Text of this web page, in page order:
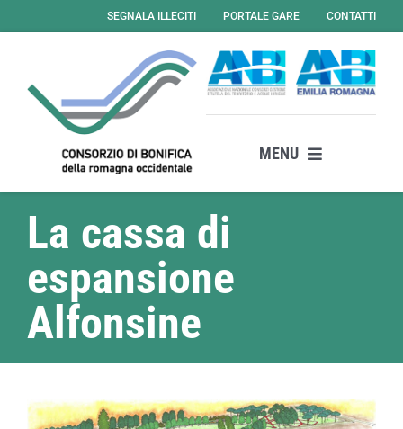
al
SEGNALA ILLECITI PORTALE GARE CONTATTI
MENU
Il consorzio
Attività
Servizi
Amministrazione Trasparente
La cassa di
espansione
Alfonsine